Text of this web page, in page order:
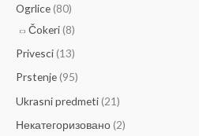
Ogrlice(80)
Čokeri(8)
Privesci(13)
Prstenje(95)
Ukrasni predmeti(21)
Некатегоризовано(2)